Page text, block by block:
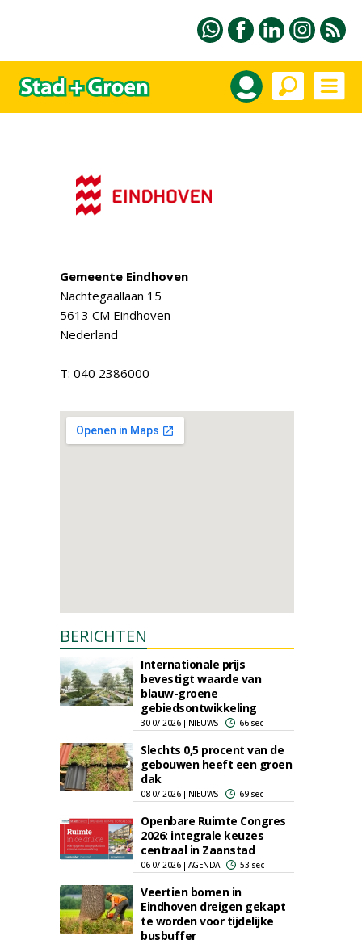
Gemeente Eindhoven
Nachtegaallaan 15
5613 CM Eindhoven
Nederland
T: 040 2386000
BERICHTEN
Internationale prijs
bevestigt waarde van
blauw-groene
gebiedsontwikkeling
30-07-2026 | NIEUWS 66 sec
Slechts 0,5 procent van de
gebouwen heeft een groen
dak
08-07-2026 | NIEUWS 69 sec
Openbare Ruimte Congres
2026: integrale keuzes
centraal in Zaanstad
06-07-2026 | AGENDA 53 sec
Veertien bomen in
Eindhoven dreigen gekapt
te worden voor tijdelijke
busbuffer